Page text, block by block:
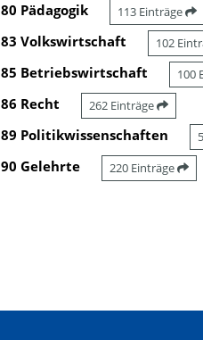
80 Pädagogik 113 Einträge
83 Volkswirtschaft 102
85 Betriebswirtschaft 100
86 Recht 262 Einträge
89 Politikwissenschaften
90 Gelehrte 220 Einträge